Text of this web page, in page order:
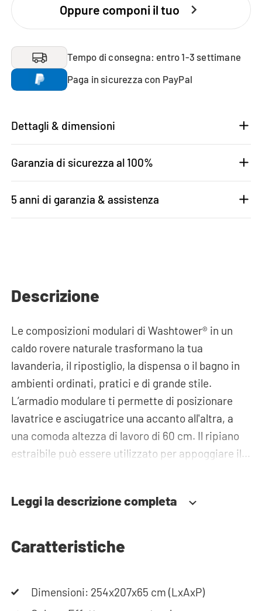
Oppure componi il tuo
Tempo di consegna: entro 1-3 settimane
Paga in sicurezza con PayPal
Dettagli & dimensioni
Garanzia di sicurezza al 100%
5 anni di garanzia & assistenza
Descrizione
Le composizioni modulari di Washtower® in un
caldo rovere naturale trasformano la tua
lavanderia, il ripostiglio, la dispensa o il bagno in
ambienti ordinati, pratici e di grande stile.
L’armadio modulare ti permette di posizionare
lavatrice e asciugatrice una accanto all'altra, a
una comoda altezza di lavoro di 60 cm. Il ripiano
estraibile può essere utilizzato per appoggiare il
ergonomico e chinarsi diventa un ricordo del
cassetti in cui riporre il cesto della biancheria e
anche gli armadi alti o i pensili. Le tubazioni
Leggi la descrizione completa
Caratteristiche
Dimensioni: 254x207x65 cm (LxAxP)